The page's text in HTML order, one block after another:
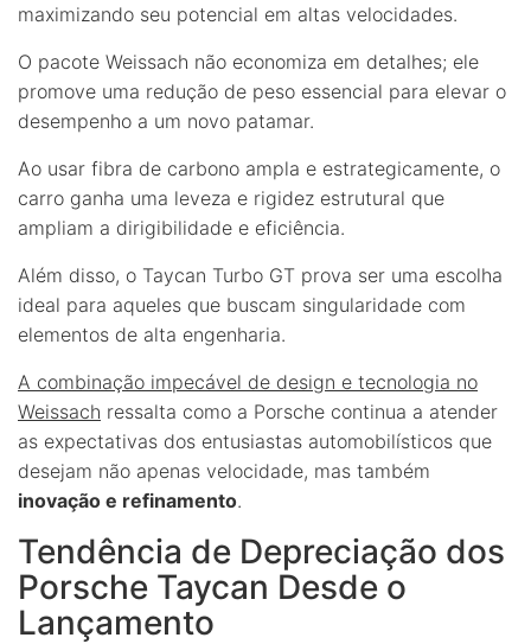
maximizando seu potencial em altas velocidades.
O pacote Weissach não economiza em detalhes; ele
promove uma redução de peso essencial para elevar o
desempenho a um novo patamar.
Ao usar fibra de carbono ampla e estrategicamente, o
carro ganha uma leveza e rigidez estrutural que
ampliam a dirigibilidade e eficiência.
Além disso, o Taycan Turbo GT prova ser uma escolha
ideal para aqueles que buscam singularidade com
elementos de alta engenharia.
A combinação impecável de design e tecnologia no
Weissach ressalta como a Porsche continua a atender
as expectativas dos entusiastas automobilísticos que
desejam não apenas velocidade, mas também
inovação e refinamento.
Tendência de Depreciação dos
Porsche Taycan Desde o
Lançamento